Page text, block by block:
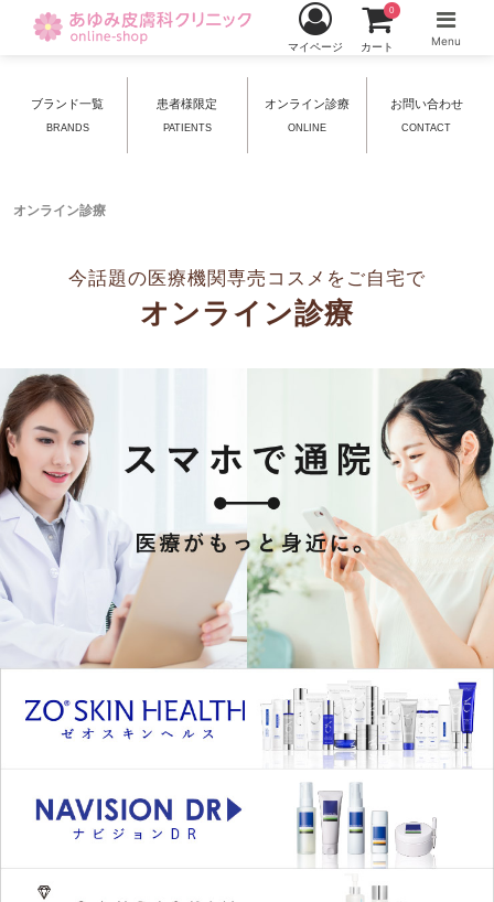
ブランド一覧
BRANDS
患者様限定
PATIENTS
オンライン診療
ONLINE
お問い合わせ
CONTACT
オンライン診療
マイページ カート
0
Menu
今話題の医療機関専売コスメをご自宅で
オンライン診療